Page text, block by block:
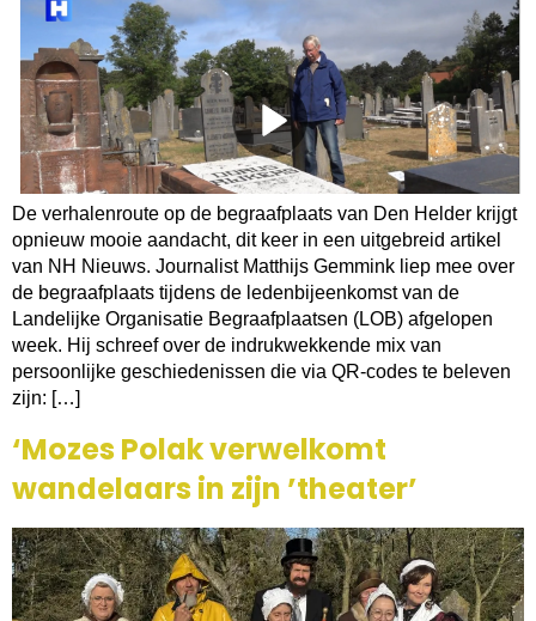
De verhalenroute op de begraafplaats van Den Helder krijgt
opnieuw mooie aandacht, dit keer in een uitgebreid artikel
van NH Nieuws. Journalist Matthijs Gemmink liep mee over
de begraafplaats tijdens de ledenbijeenkomst van de
Landelijke Organisatie Begraafplaatsen (LOB) afgelopen
week. Hij schreef over de indrukwekkende mix van
persoonlijke geschiedenissen die via QR-codes te beleven
zijn: […]
‘Mozes Polak verwelkomt
wandelaars in zijn ’theater’